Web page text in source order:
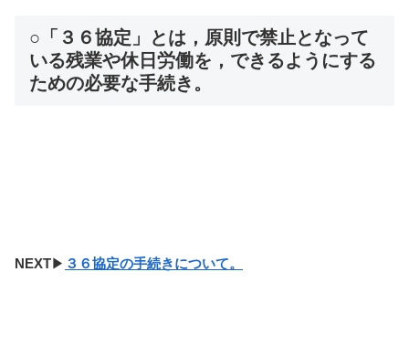
○「３６協定」とは，原則で禁止となって
いる残業や休日労働を，できるようにする
ための必要な手続き。
NEXT▶ ３６協定の手続きについて。